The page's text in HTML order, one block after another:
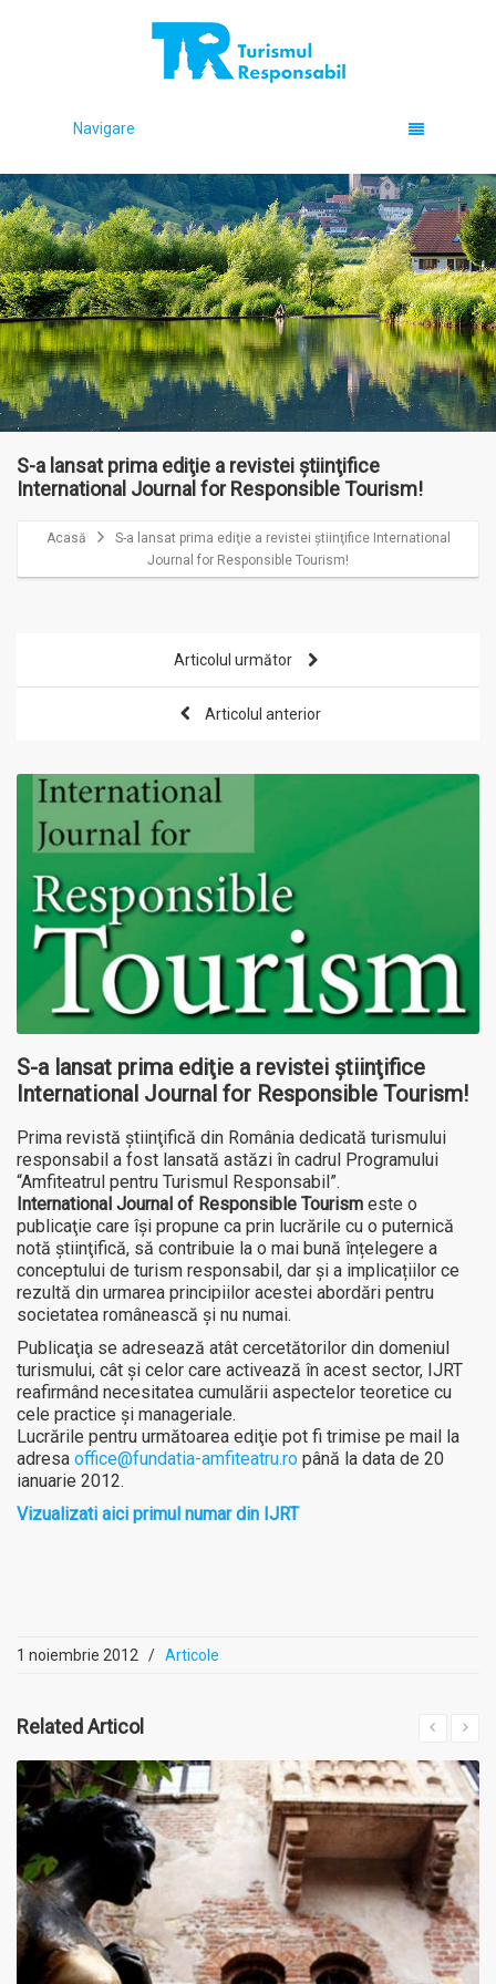
Navigare
S-a lansat prima ediţie a revistei ştiinţifice
International Journal for Responsible Tourism!
Acasă
S-a lansat prima ediţie a revistei ştiinţifice International
Journal for Responsible Tourism!
Articolul următor
Articolul anterior
S-a lansat prima ediţie a revistei ştiinţifice
International Journal for Responsible Tourism!
Prima revistă ştiinţifică din România dedicată turismului
responsabil a fost lansată astăzi în cadrul Programului
“Amfiteatrul pentru Turismul Responsabil”.
International Journal of Responsible Tourism este o
publicaţie care îşi propune ca prin lucrările cu o puternică
notă ştiinţifică, să contribuie la o mai bună înțelegere a
conceptului de turism responsabil, dar și a implicațiilor ce
rezultă din urmarea principiilor acestei abordări pentru
societatea românească şi nu numai.
Publicaţia se adresează atât cercetătorilor din domeniul
turismului, cât şi celor care activează în acest sector, IJRT
reafirmând necesitatea cumulării aspectelor teoretice cu
cele practice şi manageriale.
Lucrările pentru următoarea ediţie pot fi trimise pe mail la
adresa office@fundatia-amfiteatru.ro până la data de 20
ianuarie 2012.
Vizualizati aici primul numar din IJRT
1 noiembrie 2012 / Articole
RelatedArticol
MAI MULT